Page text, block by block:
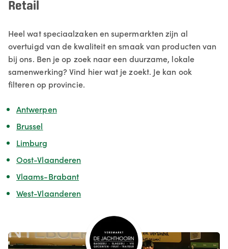
Retail
Heel wat speciaalzaken en supermarkten zijn al
overtuigd van de kwaliteit en smaak van producten van
bij ons. Ben je op zoek naar een duurzame, lokale
samenwerking? Vind hier wat je zoekt. Je kan ook
filteren op provincie.
Antwerpen
Brussel
Limburg
Oost-Vlaanderen
Vlaams-Brabant
West-Vlaanderen